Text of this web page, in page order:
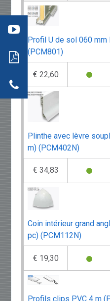
Profil U de sol 060 mm
(PCM801)
€ 22,60
Plinthe avec lèvre
m) (PCM402N)
€ 34,83
Coin intérieur grand
pc) (PCM112N)
€ 19,30
Profils clips PVC 4 m
les